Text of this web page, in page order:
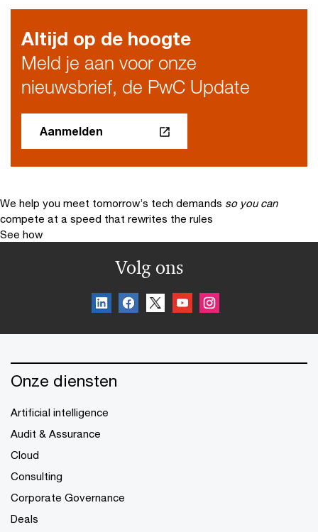
Altijd op de hoogte
Meld je aan voor onze
nieuwsbrief, de PwC Update
Aanmelden
We help you meet tomorrow’s tech demands so you can
compete at a speed that rewrites the rules
See how
Volg ons
Onze diensten
Artificial intelligence
Audit & Assurance
Cloud
Consulting
Corporate Governance
Deals